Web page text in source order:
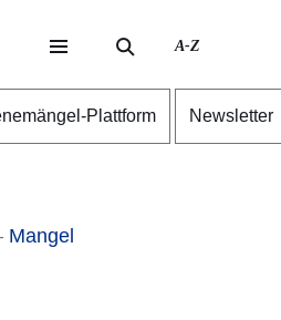
A-Z
Plattform Newsletter
Mangel